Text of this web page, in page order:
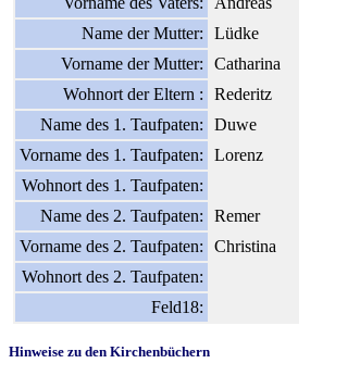
Name der Mutter:
Lüdke
Vorname der Mutter:
Catharina
Wohnort der Eltern :
Rederitz
Name des 1. Taufpaten:
Duwe
Vorname des 1. Taufpaten:
Lorenz
Wohnort des 1. Taufpaten:
Name des 2. Taufpaten:
Remer
Vorname des 2. Taufpaten:
Christina
Wohnort des 2. Taufpaten:
Feld18:
Hinweise zu den Kirchenbüchern